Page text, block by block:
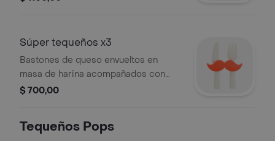
Súper tequeños x3
Bastones de queso envueltos en
masa de harina acompañados con
salsa a elegir, 3 pzas.
$ 700,00
Tequeños Pops